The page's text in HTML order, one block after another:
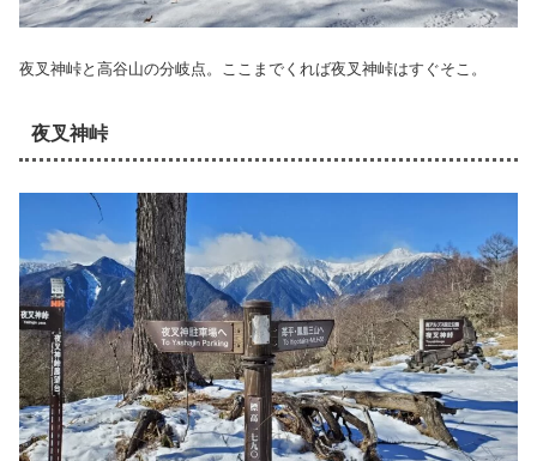
夜叉神峠と高谷山の分岐点。ここまでくれば夜叉神峠はすぐそこ。
夜叉神峠